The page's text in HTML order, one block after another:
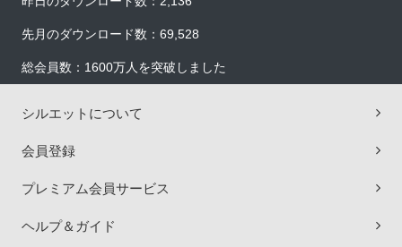
先月のダウンロード数：69,528
総会員数：1600万人を突破しました
シルエットについて
会員登録
プレミアム会員サービス
ヘルプ＆ガイド